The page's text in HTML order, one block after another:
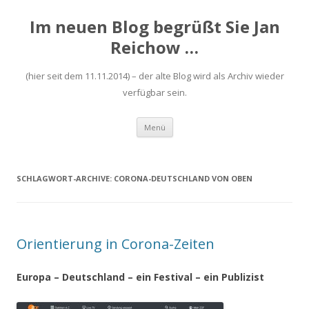
Im neuen Blog begrüßt Sie Jan
Reichow …
(hier seit dem 11.11.2014) – der alte Blog wird als Archiv wieder
verfügbar sein.
Menü Zum
springen
SCHLAGWORT-ARCHIVE: CORONA-DEUTSCHLAND VON OBEN
Orientierung in Corona-Zeiten
Europa – Deutschland – ein Festival – ein Publizist